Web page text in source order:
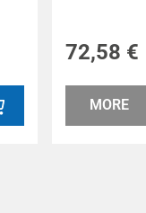
72,58 €
MORE